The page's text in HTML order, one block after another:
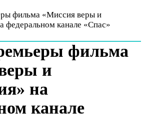
фильма «Миссия веры и
федеральном канале «Спас»
фильма
и
на
канале